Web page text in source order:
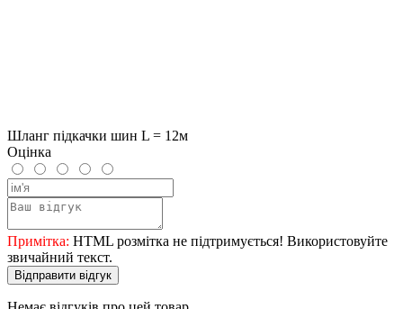
Шланг підкачки шин L = 12м
Оцінка
Примітка: HTML розмітка не підтримується! Використовуйте
звичайний текст.
Відправити відгук